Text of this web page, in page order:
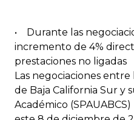
• Durante las
incremento de 4%
prestaciones no ligadas
Las negociaciones
de Baja California Sur y
Académico